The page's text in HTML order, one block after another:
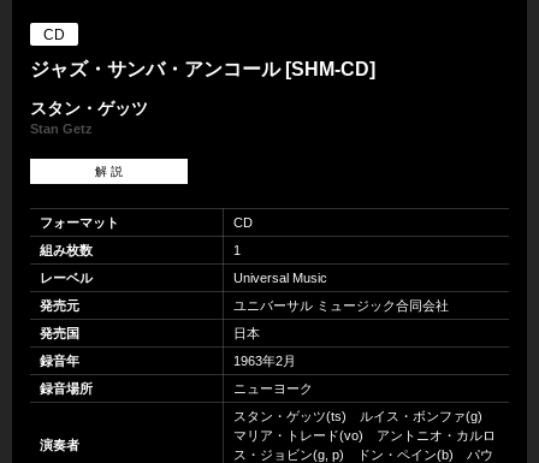
CD
ジャズ・サンバ・アンコール [SHM-CD]
スタン・ゲッツ
Stan Getz
解 説
フォーマット
CD
組み枚数
1
レーベル
Universal Music
発売元
ユニバーサル ミュージック合同会社
発売国
日本
録音年
1963年2月
録音場所
ニューヨーク
演奏者
スタン・ゲッツ(ts) ルイス・ボンファ(g)
マリア・トレード(vo) アントニオ・カルロ
ス・ジョビン(g, p) ドン・ペイン(b) パウ